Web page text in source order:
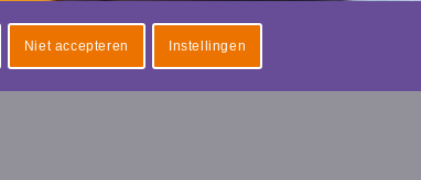
Niet accepteren Instellingen